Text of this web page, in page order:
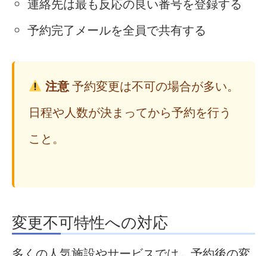
連絡先は最も反応の良い番号を登録する
予約完了メールを全員で共有する
注意予約変更は不可の場合が多い。
日程や人数が決まってから予約を行う
こと。
変更不可特性への対応